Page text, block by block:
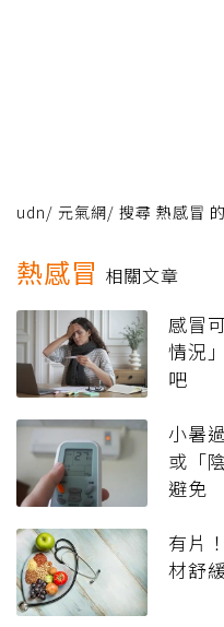
udn/ 元氣網/ 搜尋 熱感冒
熱感冒 相關文章
感冒
情況
吧
小暑
或「
避免
有片
材舒